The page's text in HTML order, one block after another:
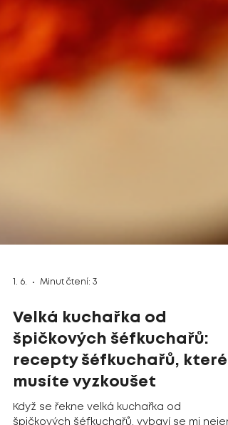
1. 6. Minut čtení: 3
Velká kuchařka od
recepty šéfkuchařů, které